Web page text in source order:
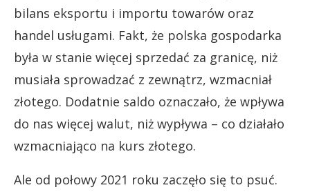
bilans eksportu i importu towarów oraz
handel usługami. Fakt, że polska gospodarka
była w stanie więcej sprzedać za granicę, niż
musiała sprowadzać z zewnątrz, wzmacniał
złotego. Dodatnie saldo oznaczało, że wpływa
do nas więcej walut, niż wypływa – co działało
wzmacniająco na kurs złotego.
Ale od połowy 2021 roku zaczęło się to psuć.